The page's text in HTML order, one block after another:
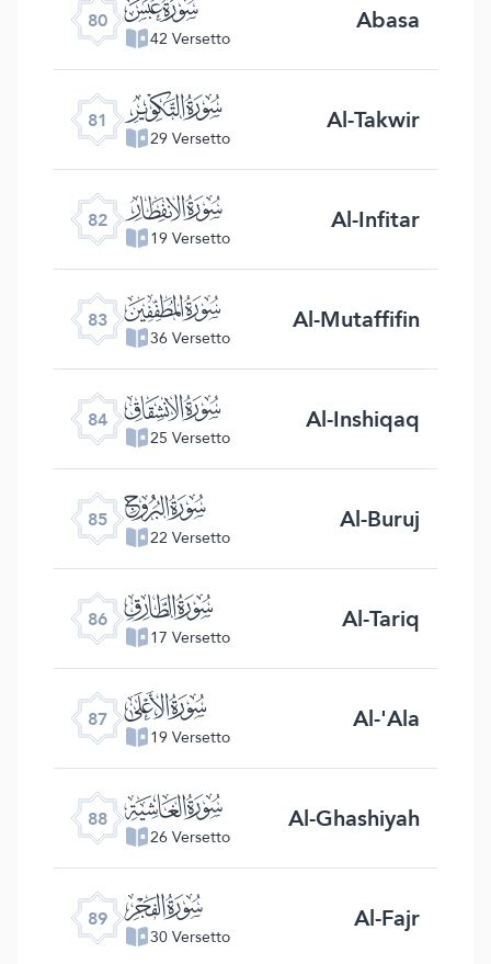
80
42 Versetto Abasa
81 ﯾ
29 Versetto Al-Takwir
82 ﯿ
19 Versetto Al-Infitar
83 ﰀ
36 Versetto Al-Mutaffifin
84 ﰁ
25 Versetto Al-Inshiqaq
85 ﰂ
22 Versetto Al-Buruj
86 ﰃ
17 Versetto Al-Tariq
87 ﰄ
19 Versetto Al-'Ala
88 ﰅ
26 Versetto Al-Ghashiyah
89 ﰆ
30 Versetto Al-Fajr